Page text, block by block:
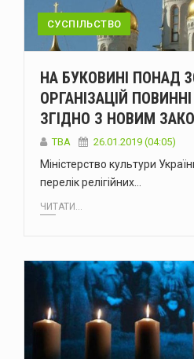
СУСПІЛЬСТВО
НА БУКОВИНІ ПОНАД
ОРГАНІЗАЦІЙ
ЗГІДНО З НОВИМ
TBA 26.01.2019 (04:05)
Міністерство культури
перелік релігійних…
ЧИТАТИ...